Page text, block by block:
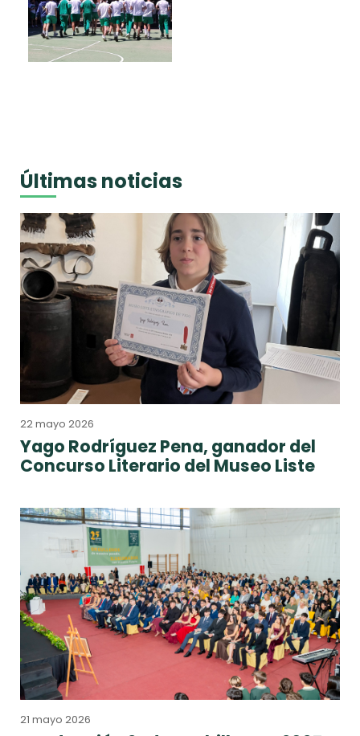
Últimas noticias
22 mayo 2026
Yago Rodríguez Pena, ganador del
Concurso Literario del Museo Liste
21 mayo 2026